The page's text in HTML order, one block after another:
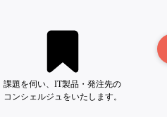
課題を伺い、IT製品・発注先の
コンシェルジュをいたします。